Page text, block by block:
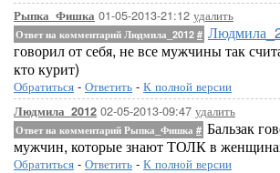
Рыпка_Фишка 01-05-2013-21:12 удалить
Ответ на комментарий Людмила_2012 #
говорил от себя, не все мужчины так
кто курит)
Обратиться - Ответить - К полной версии
Людмила_2012 02-05-2013-09:47 удалить
Ответ на комментарий Рыпка_Фишка # Бальзак
мужчин, которые знают ТОЛК в
Обратиться - Ответить - К полной версии